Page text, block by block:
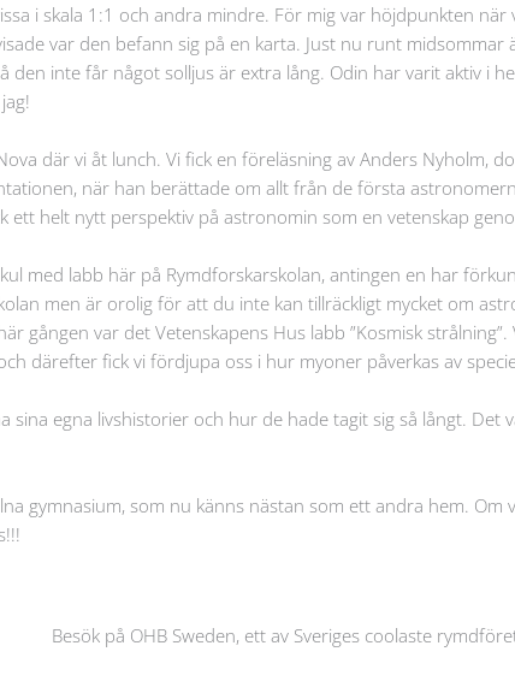
i skala 1:1 och andra mindre. För mig var höjdpunkten
var den befann sig på en karta. Just nu runt
den inte får något solljus är extra lång. Odin har varit aktiv i
där vi åt lunch. Vi fick en föreläsning av Anders Nyholm,
när han berättade om allt från de första
ett helt nytt perspektiv på astronomin som en vetenskap
med labb här på Rymdforskarskolan, antingen en har
men är orolig för att du inte kan tillräckligt mycket om
gången var det Vetenskapens Hus labb ”Kosmisk
därefter fick vi fördjupa oss i hur myoner påverkas av
sina egna livshistorier och hur de hade tagit sig så långt. Det
gymnasium, som nu känns nästan som ett andra hem.
Besök på OHB Sweden, ett av Sveriges coolaste